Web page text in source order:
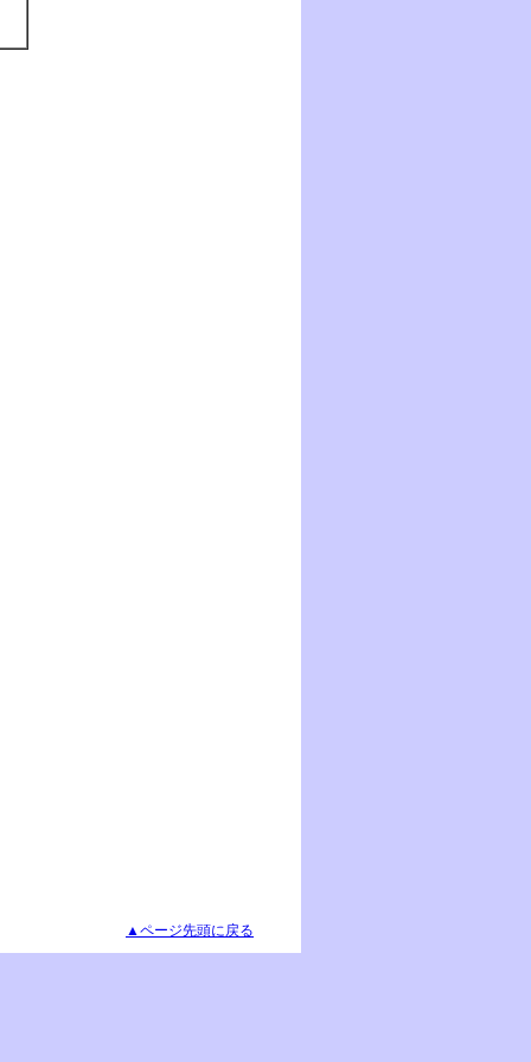
▲ページ先頭に戻る